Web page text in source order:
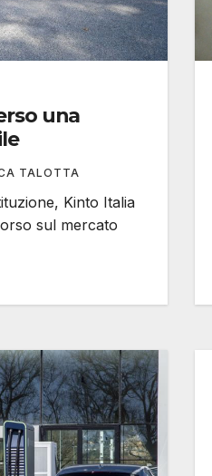
una
TALOTTA
Kinto Italia
sul mercato